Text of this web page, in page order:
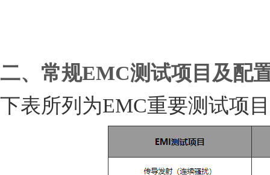
二、常规EMC测试项目及配
下表所列为EMC重要测试项目